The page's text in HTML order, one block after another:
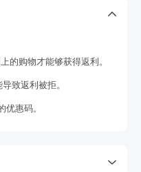
的购物才能够获得返利。
致返利被拒。
惠码。